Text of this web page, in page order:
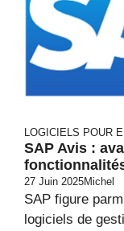
LOGICIELS POUR
SAP Avis :
27 Juin 2025Michel
SAP figure
logiciels de